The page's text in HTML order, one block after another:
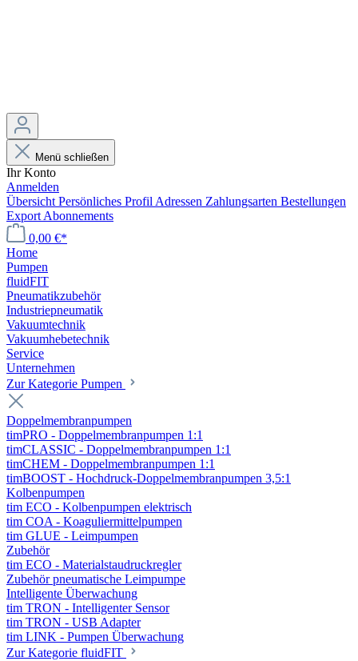
Menü schließen
Ihr Konto
Anmelden
Übersicht Persönliches Profil Adressen Zahlungsarten Bestellungen
Export Abonnements
0,00 €*
Home
Pumpen
fluidFIT
Pneumatikzubehör
Industriepneumatik
Vakuumtechnik
Vakuumhebetechnik
Service
Unternehmen
Zur Kategorie Pumpen
Doppelmembranpumpen
timPRO - Doppelmembranpumpen 1:1
timCLASSIC - Doppelmembranpumpen 1:1
timCHEM - Doppelmembranpumpen 1:1
timBOOST - Hochdruck-Doppelmembranpumpen 3,5:1
Kolbenpumpen
tim ECO - Kolbenpumpen elektrisch
tim COA - Koaguliermittelpumpen
tim GLUE - Leimpumpen
Zubehör
tim ECO - Materialstaudruckregler
Zubehör pneumatische Leimpumpe
Intelligente Überwachung
tim TRON - Intelligenter Sensor
tim TRON - USB Adapter
tim LINK - Pumpen Überwachung
Zur Kategorie fluidFIT